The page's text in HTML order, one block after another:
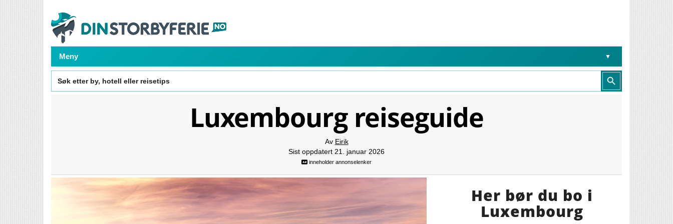
Meny
Search
for:
Search Button
Luxembourg reiseguide
Av Eirik
Sist oppdatert 21. januar 2026
inneholder annonselenker
Her bør du bo i
Luxembourg